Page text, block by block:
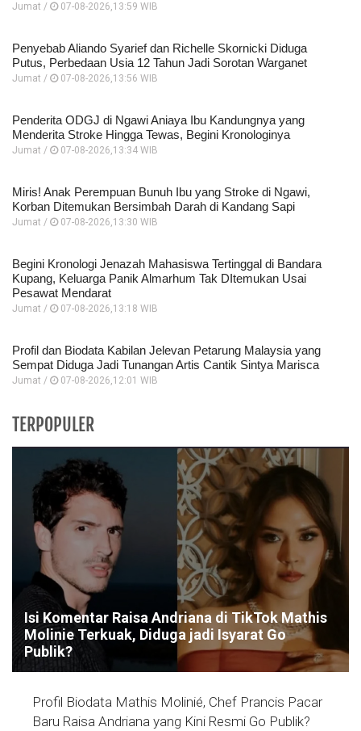
Jumat / 07-08-2026,13:59 WIB
Penyebab Aliando Syarief dan Richelle Skornicki Diduga
Putus, Perbedaan Usia 12 Tahun Jadi Sorotan Warganet
Jumat / 07-08-2026,13:56 WIB
Penderita ODGJ di Ngawi Aniaya Ibu Kandungnya yang
Menderita Stroke Hingga Tewas, Begini Kronologinya
Jumat / 07-08-2026,13:34 WIB
Miris! Anak Perempuan Bunuh Ibu yang Stroke di Ngawi,
Korban Ditemukan Bersimbah Darah di Kandang Sapi
Jumat / 07-08-2026,13:30 WIB
Begini Kronologi Jenazah Mahasiswa Tertinggal di Bandara
Kupang, Keluarga Panik Almarhum Tak DItemukan Usai
Pesawat Mendarat
Jumat / 07-08-2026,13:18 WIB
Profil dan Biodata Kabilan Jelevan Petarung Malaysia yang
Sempat Diduga Jadi Tunangan Artis Cantik Sintya Marisca
Jumat / 07-08-2026,12:01 WIB
TERPOPULER
Isi Komentar Raisa Andriana di TikTok Mathis
Molinie Terkuak, Diduga jadi Isyarat Go
Publik?
Profil Biodata Mathis Molinié, Chef Prancis Pacar
Baru Raisa Andriana yang Kini Resmi Go Publik?